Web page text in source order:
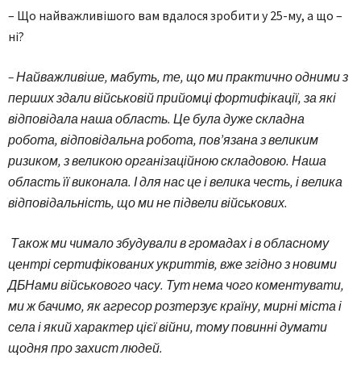
– Що найважливішого вам вдалося зробити у 25-му, а що –
ні?
– Найважливіше, мабуть, те, що ми практично одними з
перших здали військовій прийомці фортифікації, за які
відповідала наша область. Це була дуже складна
робота, відповідальна робота, пов’язана з великим
ризиком, з великою організаційною складовою. Наша
область її виконала. І для нас це і велика честь, і велика
відповідальність, що ми не підвели військових.
Також ми чимало збудували в громадах і в обласному
центрі сертифікованих укриттів, вже згідно з новими
ДБНами військового часу. Тут нема чого коментувати,
ми ж бачимо, як агресор розтерзує країну, мирні міста і
села і який характер цієї війни, тому повинні думати
щодня про захист людей.